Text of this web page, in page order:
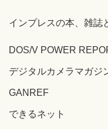
インプレスの本、雑誌
DOS/V POWER
デジタルカメラマガジ
GANREF
できるネット